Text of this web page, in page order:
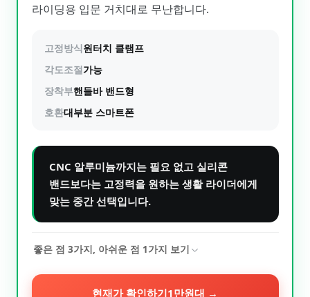
라이딩용 입문 거치대로 무난합니다.
고정방식원터치 클램프
각도조절가능
장착부핸들바 밴드형
호환대부분 스마트폰
CNC 알루미늄까지는 필요 없고 실리콘
밴드보다는 고정력을 원하는 생활 라이더에게
맞는 중간 선택입니다.
좋은 점 3가지, 아쉬운 점 1가지 보기
현재가 확인하기1만원대 →